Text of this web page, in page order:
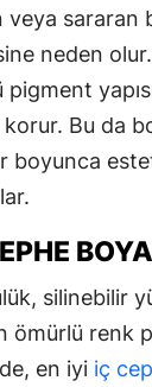
veya sararan
neden
pigment
korur. Bu da
boyunca
silinebilir
ömürlü renk
en iyi iç